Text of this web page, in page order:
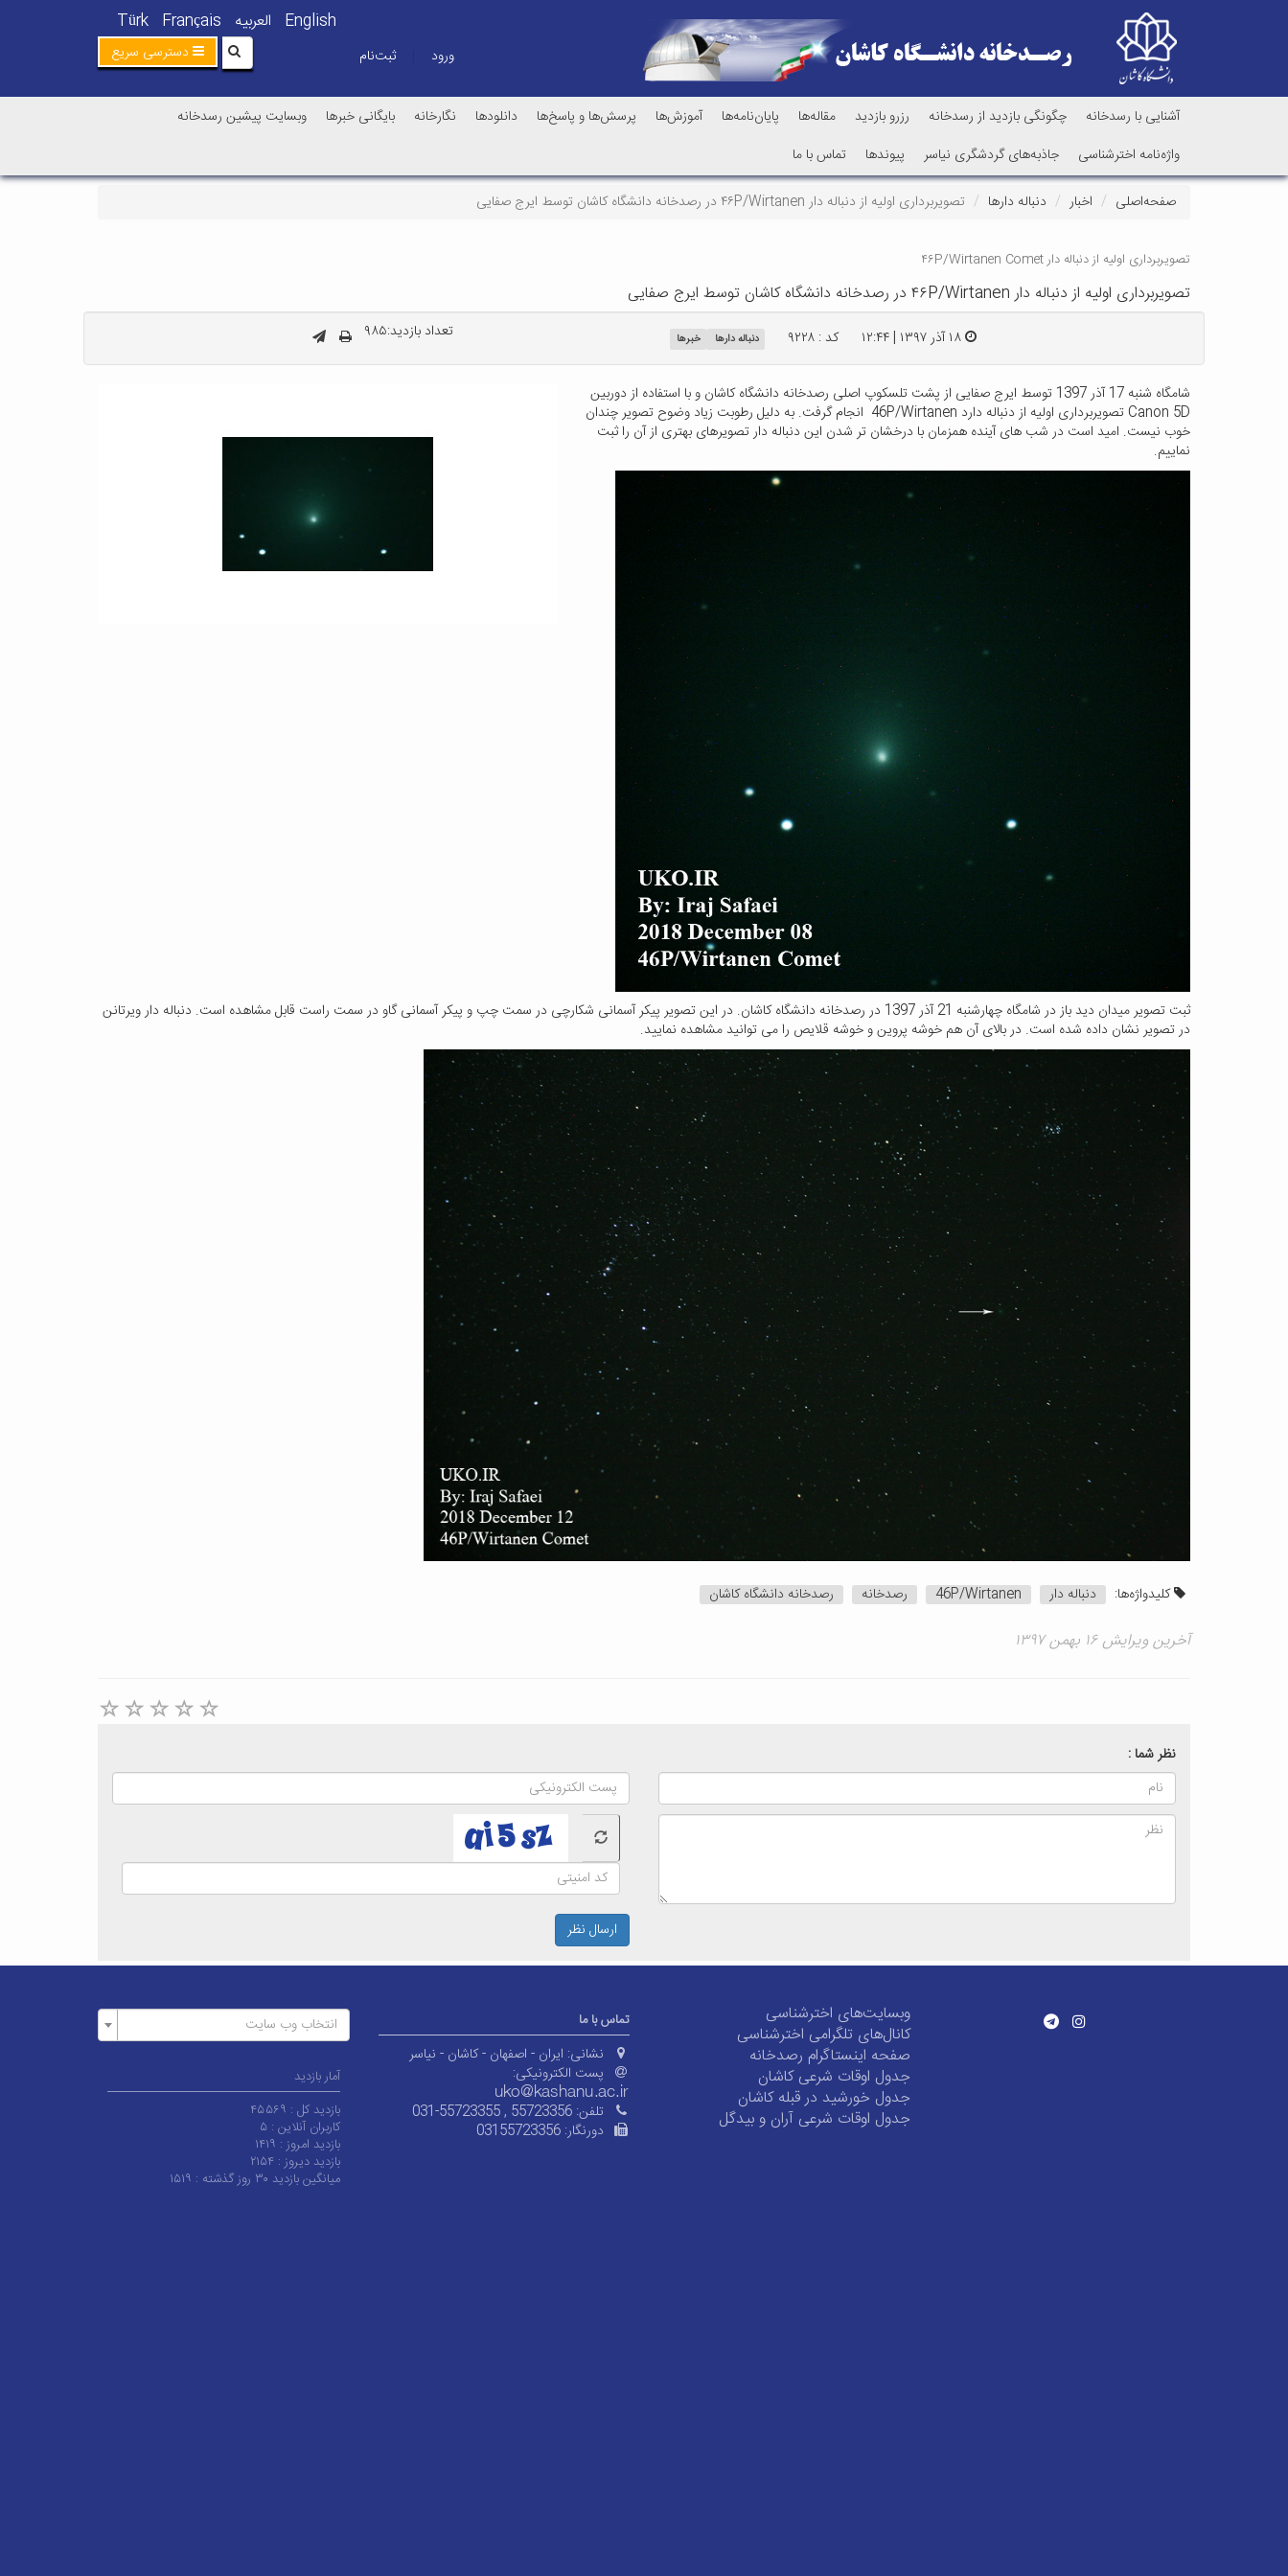
English العربیه Français
Türk
ورود | ثبت‌نام دسترسی سریع
آشنایی با رسدخانه چگونگی بازدید از رسدخانه رزرو بازدید مقاله‌ها پایان‌نامه‌ها آموزش‌ها پرسش‌ها و پاسخ‌ها دانلودها نگارخانه بایگانی خبرها
وبسایت پیشین رسدخانه
واژه‌نامه اخترشناسی
جاذبه‌های گردشگری نیاسر پیوندها تماس با ما
صفحه‌اصلی اخبار دنباله دارها تصویربرداری اولیه از دنباله دار ۴۶P/Wirtanen در رصدخانه دانشگاه کاشان توسط ایرج صفایی
تصویربرداری اولیه از دنباله دار ۴۶P/Wirtanen Comet
تصویربرداری اولیه از دنباله دار ۴۶P/Wirtanen در رصدخانه دانشگاه کاشان توسط ایرج صفایی
۱۸ آذر ۱۳۹۷ | ۱۲:۴۴ کد : ۹۲۲۸ دنباله دارها خبرها تعداد بازدید:۹۸۵
شامگاه شنبه 17 آذر 1397 توسط ایرج صفایی از پشت تلسکوپ اصلی رصدخانه دانشگاه کاشان و با استفاده از دوربین
Canon 5D تصویربرداری اولیه از دنباله دارد 46P/Wirtanen انجام گرفت. به دلیل رطوبت زیاد وضوح تصویر چندان
خوب نیست. امید است در شب های آینده همزمان با درخشان تر شدن این دنباله دار تصویرهای بهتری از آن را ثبت
نماییم.
ثبت تصویر میدان دید باز در شامگاه چهارشنبه 21 آذر 1397 در رصدخانه دانشگاه کاشان. در این تصویر پیکر آسمانی شکارچی در سمت چپ و پیکر آسمانی گاو در سمت راست قابل مشاهده است. دنباله دار ویرتانن
در تصویر نشان داده شده است. در بالای آن هم خوشه پروین و خوشه قلایص را می توانید مشاهده نمایید.
کلیدواژه‌ها: دنباله دار 46P/Wirtanen رصدخانه رصدخانه دانشگاه کاشان
آخرین ویرایش ۱۶ بهمن ۱۳۹۷
نظر شما :
ارسال نظر
وبسایت‌های اخترشناسی
کانال‌های تلگرامی اخترشناسی
صفحه اینستاگرام رصدخانه
جدول اوقات شرعی کاشان
جدول خورشید در قبله کاشان
جدول اوقات شرعی آران و بیدگل
تماس با ما
نشانی: ایران - اصفهان - کاشان - نیاسر
پست الکترونیکی:
تلفن: 031-55723355 , 55723356
دورنگار: 03155723356
انتخاب وب سایت
آمار بازدید
بازدید کل : ۴۵۵۶۹
کاربران آنلاین :۵
بازدید امروز : ۱۴۱۹
بازدید دیروز : ۲۱۵۴
میانگین بازدید ۳۰ روز گذشته :
۱۵۱۹